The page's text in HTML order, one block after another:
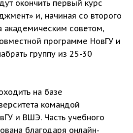
окончить первый курс
и, начиная со второго
академическим советом,
программе НовГУ и
группу из 25-30
на базе
командой
и ВШЭ. Часть учебного
благодаря онлайн-